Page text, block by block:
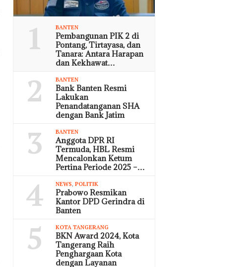
1 BANTEN
Pembangunan PIK 2 di
Pontang, Tirtayasa, dan
Tanara: Antara Harapan
dan Kekhawat…
2 BANTEN
Bank Banten Resmi
Lakukan
Penandatanganan SHA
dengan Bank Jatim
3 BANTEN
Anggota DPR RI
Termuda, HBL Resmi
Mencalonkan Ketum
Pertina Periode 2025 –…
4 NEWS,POLITIK
Prabowo Resmikan
Kantor DPD Gerindra di
Banten
5 KOTA TANGERANG
BKN Award 2024, Kota
Tangerang Raih
Penghargaan Kota
dengan Layanan